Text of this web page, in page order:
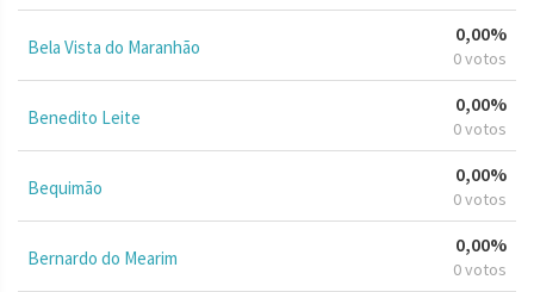
Bela Vista do Maranhão
0,00%
0 votos
Benedito Leite
0,00%
0 votos
Bequimão
0,00%
0 votos
Bernardo do Mearim
0,00%
0 votos